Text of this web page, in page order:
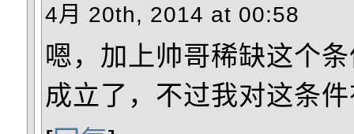
4月 20th, 2014 at 00:58
嗯，加上帅哥稀缺这个
成立了，不过我对这条